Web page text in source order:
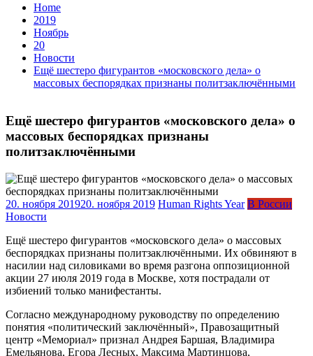
Home
2019
Ноябрь
20
Новости
Ещё шестеро фигурантов «московского дела» о
массовых беспорядках признаны политзаключёнными
Ещё шестеро фигурантов «московского дела» о
массовых беспорядках признаны
политзаключёнными
20. ноября 201920. ноября 2019 Human Rights Year В России
Новости
Ещё шестеро фигурантов «московского дела» о массовых
беспорядках признаны политзаключёнными. Их обвиняют в
насилии над силовиками во время разгона оппозиционной
акции 27 июля 2019 года в Москве, хотя пострадали от
избиений только манифестанты.
Согласно международному руководству по определению
понятия «политический заключённый», Правозащитный
центр «Мемориал» признал Андрея Баршая, Владимира
Емельянова, Егора Лесных, Максима Мартинцова,